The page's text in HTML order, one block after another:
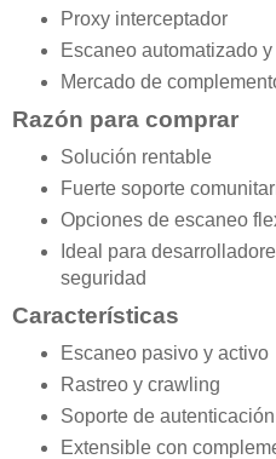
Proxy interceptador
Escaneo automatizado y
Mercado de
Razón para comprar
Solución rentable
Fuerte soporte
Opciones de escaneo
Ideal para
seguridad
Características
Escaneo pasivo y activo
Rastreo y crawling
Soporte de autenticación
Extensible con